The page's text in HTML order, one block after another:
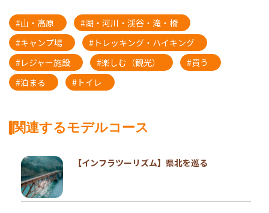
#山・高原
#湖・河川・渓谷・滝・橋
#キャンプ場
#トレッキング・ハイキング
#レジャー施設
#楽しむ（観光）
#買う
#泊まる
#トイレ
関連するモデルコース
【インフラツーリズム】県北を巡る